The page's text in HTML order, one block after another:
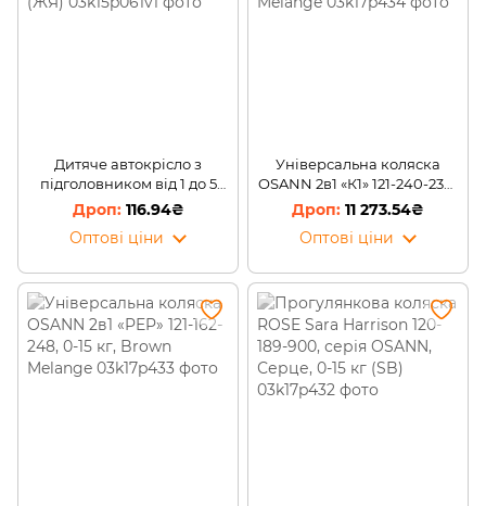
Дитяче автокрісло з
підголовником від 1 до 5
років Синій з зірками (ЖЯ)
116.94₴
Оптові ціни
Універсальна коляска
OSANN 2в1 «К1» 121-240-232 ,
0-15 кг, Bordeaux Melange
11 273.54₴
Оптові ціни